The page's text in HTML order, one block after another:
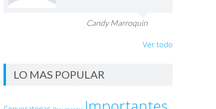
Candy Marroquin
Ver todo
LO MAS POPULAR